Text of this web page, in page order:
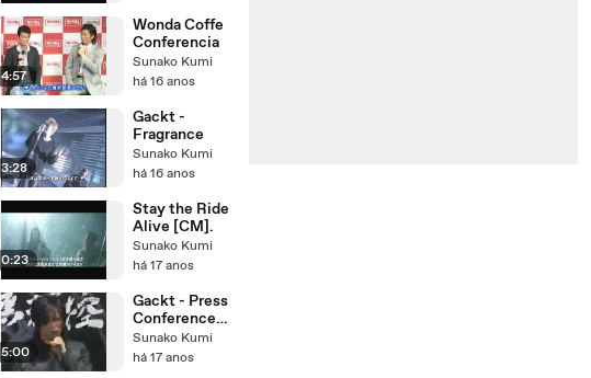
4:57
Wonda Coffe
Conferencia
Sunako Kumi
há 16 anos
3:28
Gackt -
Fragrance
Sunako Kumi
há 16 anos
0:23
Stay the Ride
Alive [CM].
Sunako Kumi
há 17 anos
5:00
Gackt - Press
Conference
sobre
NemuriXGAC
Sunako Kumi
há 17 anos